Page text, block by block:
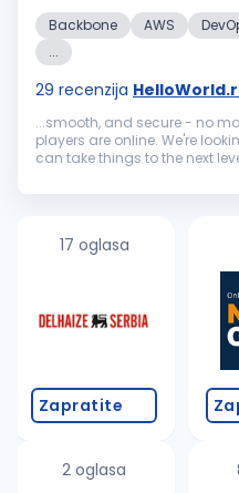
Backbone AWS
...
29 recenzija
...smooth, and secure - no
players are online. We're
can take things to the next
turn complex
17 oglasa
Zapratite
2 oglasa